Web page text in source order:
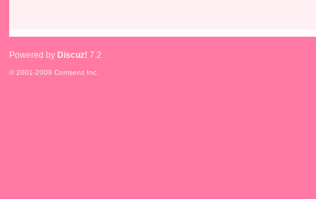
Powered by Discuz! 7.2
© 2001-2009 Comsenz Inc.